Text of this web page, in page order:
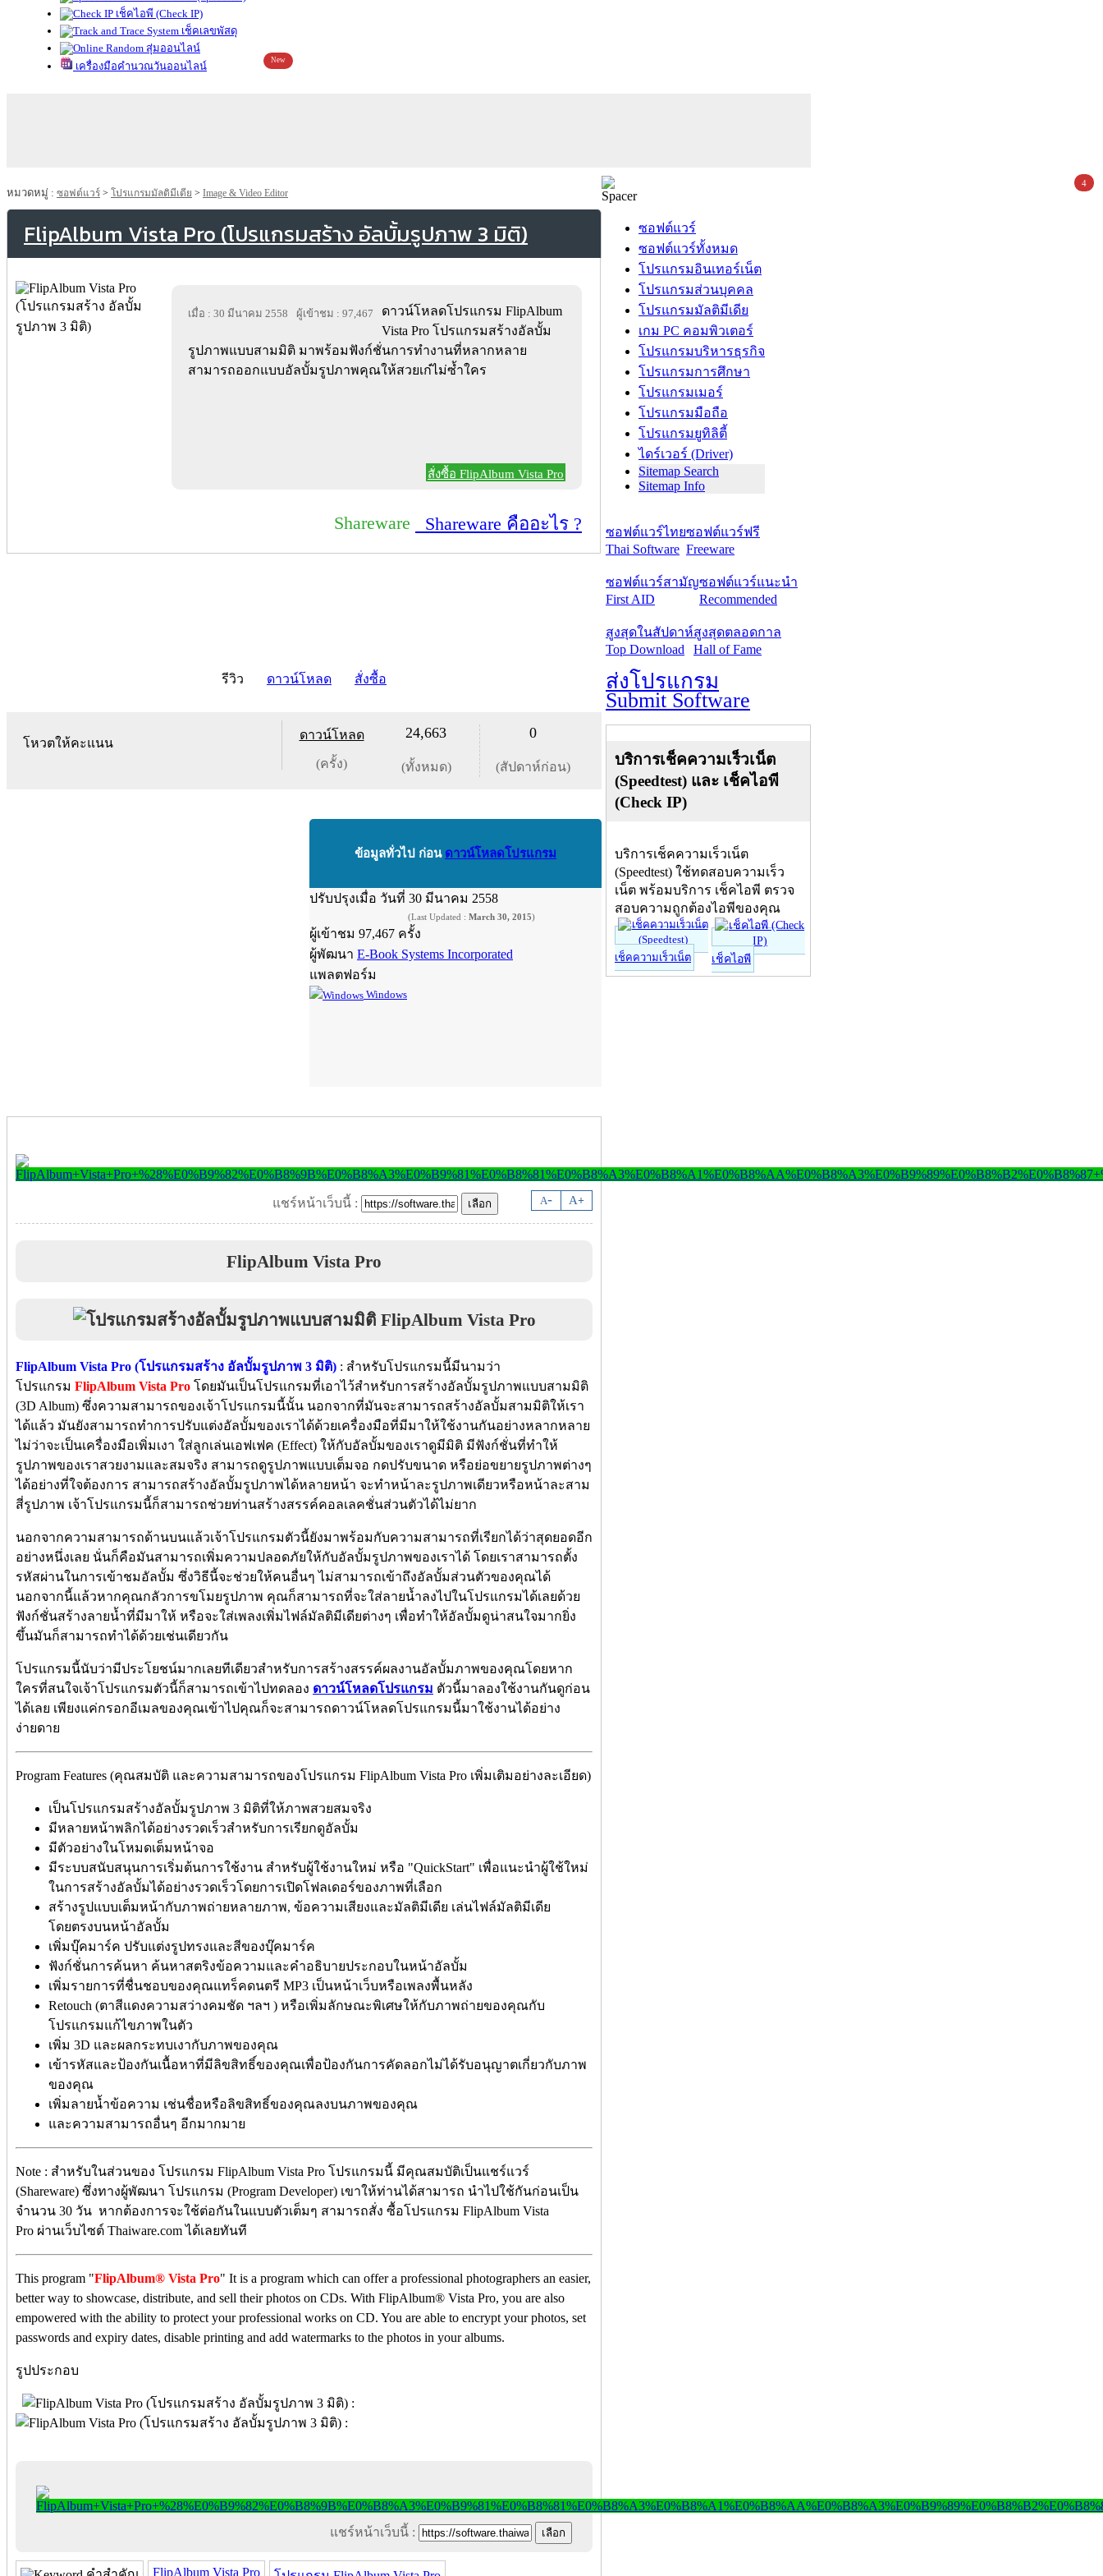
เช็คไอพี (Check IP)
เช็คเลขพัสดุ
สุ่มออนไลน์
เครื่องมือคำนวณวันออนไลน์
New
หมวดหมู่ : ซอฟต์แวร์ > โปรแกรมมัลติมีเดีย > Image & Video Editor
FlipAlbum Vista Pro (โปรแกรมสร้าง อัลบั้มรูปภาพ 3 มิติ)
เมื่อ : 30 มีนาคม 2558 ผู้เข้าชม : 97,467
ดาวน์โหลดโปรแกรม FlipAlbum
Vista Pro โปรแกรมสร้างอัลบั้ม
รูปภาพแบบสามมิติ มาพร้อมฟังก์ชั่นการทำงานที่หลากหลาย
สามารถออกแบบอัลบั้มรูปภาพคุณให้สวยเก๋ไม่ซ้ำใคร
สั่งซื้อ FlipAlbum Vista Pro
Shareware Shareware คืออะไร ?
รีวิว ดาวน์โหลด สั่งซื้อ
โหวตให้คะแนน
ดาวน์โหลด
(ครั้ง)
24,663
(ทั้งหมด)
0
(สัปดาห์ก่อน)
ข้อมูลทั่วไป ก่อน ดาวน์โหลดโปรแกรม
ปรับปรุงเมื่อ วันที่ 30 มีนาคม 2558
(Last Updated : March 30, 2015)
ผู้เข้าชม 97,467 ครั้ง
ผู้พัฒนา E-Book Systems Incorporated
แพลตฟอร์ม
Windows
A- A+
แชร์หน้าเว็บนี้ :
FlipAlbum Vista Pro
FlipAlbum Vista Pro (โปรแกรมสร้าง อัลบั้มรูปภาพ 3 มิติ) : สำหรับโปรแกรมนี้มีนามว่า
โปรแกรม FlipAlbum Vista Pro โดยมันเป็นโปรแกรมที่เอาไว้สำหรับการสร้างอัลบั้มรูปภาพแบบสามมิติ
(3D Album) ซึ่งความสามารถของเจ้าโปรแกรมนี้นั้น นอกจากที่มันจะสามารถสร้างอัลบั้มสามมิติให้เรา
ได้แล้ว มันยังสามารถทำการปรับแต่งอัลบั้มของเราได้ด้วยเครื่องมือที่มีมาให้ใช้งานกันอย่างหลากหลาย
ไม่ว่าจะเป็นเครื่องมือเพิ่มเงา ใส่ลูกเล่นเอฟเฟค (Effect) ให้กับอัลบั้มของเราดูมีมิติ มีฟังก์ชั่นที่ทำให้
รูปภาพของเราสวยงามและสมจริง สามารถดูรูปภาพแบบเต็มจอ กดปรับขนาด หรือย่อขยายรูปภาพต่างๆ
ได้อย่างที่ใจต้องการ สามารถสร้างอัลบั้มรูปภาพได้หลายหน้า จะทำหน้าละรูปภาพเดียวหรือหน้าละสาม
สี่รูปภาพ เจ้าโปรแกรมนี้ก็สามารถช่วยท่านสร้างสรรค์คอลเลคชั่นส่วนตัวได้ไม่ยาก
นอกจากความสามารถด้านบนแล้วเจ้าโปรแกรมตัวนี้ยังมาพร้อมกับความสามารถที่เรียกได้ว่าสุดยอดอีก
อย่างหนึ่งเลย นั่นก็คือมันสามารถเพิ่มความปลอดภัยให้กับอัลบั้มรูปภาพของเราได้ โดยเราสามารถตั้ง
รหัสผ่านในการเข้าชมอัลบั้ม ซึ่งวิธีนี้จะช่วยให้คนอื่นๆ ไม่สามารถเข้าถึงอัลบั้มส่วนตัวของคุณได้
นอกจากนี้แล้วหากคุณกลัวการขโมยรูปภาพ คุณก็สามารถที่จะใส่ลายน้ำลงไปในโปรแกรมได้เลยด้วย
ฟังก์ชั่นสร้างลายน้ำที่มีมาให้ หรือจะใส่เพลงเพิ่มไฟล์มัลติมีเดียต่างๆ เพื่อทำให้อัลบั้มดูน่าสนใจมากยิ่ง
ขึ้นมันก็สามารถทำได้ด้วยเช่นเดียวกัน
โปรแกรมนี้นับว่ามีประโยชน์มากเลยทีเดียวสำหรับการสร้างสรรค์ผลงานอัลบั้มภาพของคุณโดยหาก
ใครที่สนใจเจ้าโปรแกรมตัวนี้ก็สามารถเข้าไปทดลอง ดาวน์โหลดโปรแกรม ตัวนี้มาลองใช้งานกันดูก่อน
ได้เลย เพียงแค่กรอกอีเมลของคุณเข้าไปคุณก็จะสามารถดาวน์โหลดโปรแกรมนี้มาใช้งานได้อย่าง
ง่ายดาย
Program Features (คุณสมบัติ และความสามารถของโปรแกรม FlipAlbum Vista Pro เพิ่มเติมอย่างละเอียด)
เป็นโปรแกรมสร้างอัลบั้มรูปภาพ 3 มิติที่ให้ภาพสวยสมจริง
มีหลายหน้าพลิกได้อย่างรวดเร็วสำหรับการเรียกดูอัลบั้ม
มีตัวอย่างในโหมดเต็มหน้าจอ
มีระบบสนับสนุนการเริ่มต้นการใช้งาน สำหรับผู้ใช้งานใหม่ หรือ "QuickStart" เพื่อแนะนำผู้ใช้ใหม่
ในการสร้างอัลบั้มได้อย่างรวดเร็วโดยการเปิดโฟลเดอร์ของภาพที่เลือก
สร้างรูปแบบเต็มหน้ากับภาพถ่ายหลายภาพ, ข้อความเสียงและมัลติมีเดีย เล่นไฟล์มัลติมีเดีย
โดยตรงบนหน้าอัลบั้ม
เพิ่มบุ๊คมาร์ค ปรับแต่งรูปทรงและสีของบุ๊คมาร์ค
ฟังก์ชั่นการค้นหา ค้นหาสตริงข้อความและคำอธิบายประกอบในหน้าอัลบั้ม
เพิ่มรายการที่ชื่นชอบของคุณแทร็คดนตรี MP3 เป็นหน้าเว็บหรือเพลงพื้นหลัง
Retouch (ตาสีแดงความสว่างคมชัด ฯลฯ ) หรือเพิ่มลักษณะพิเศษให้กับภาพถ่ายของคุณกับ
โปรแกรมแก้ไขภาพในตัว
เพิ่ม 3D และผลกระทบเงากับภาพของคุณ
เข้ารหัสและป้องกันเนื้อหาที่มีลิขสิทธิ์ของคุณเพื่อป้องกันการคัดลอกไม่ได้รับอนุญาตเกี่ยวกับภาพ
ของคุณ
เพิ่มลายน้ำข้อความ เช่นชื่อหรือลิขสิทธิ์ของคุณลงบนภาพของคุณ
และความสามารถอื่นๆ อีกมากมาย
Note : สำหรับในส่วนของ โปรแกรม FlipAlbum Vista Pro โปรแกรมนี้ มีคุณสมบัติเป็นแชร์แวร์
(Shareware) ซึ่งทางผู้พัฒนา โปรแกรม (Program Developer) เขาให้ท่านได้สามารถ นำไปใช้กันก่อนเป็น
จำนวน 30 วัน หากต้องการจะใช้ต่อกันในแบบตัวเต็มๆ สามารถสั่ง ซื้อโปรแกรม FlipAlbum Vista
Pro ผ่านเว็บไซต์ Thaiware.com ได้เลยทันที
This program "FlipAlbum® Vista Pro" It is a program which can offer a professional photographers an easier,
better way to showcase, distribute, and sell their photos on CDs. With FlipAlbum® Vista Pro, you are also
empowered with the ability to protect your professional works on CD. You are able to encrypt your photos, set
passwords and expiry dates, disable printing and add watermarks to the photos in your albums.
รูปประกอบ
แชร์หน้าเว็บนี้ :
FlipAlbum Vista Pro
ซอฟต์แวร์
ซอฟต์แวร์ทั้งหมด
โปรแกรมอินเทอร์เน็ต
โปรแกรมส่วนบุคคล
โปรแกรมมัลติมีเดีย
เกม PC คอมพิวเตอร์
โปรแกรมบริหารธุรกิจ
โปรแกรมการศึกษา
โปรแกรมเมอร์
โปรแกรมมือถือ
โปรแกรมยูทิลิตี้
ไดร์เวอร์ (Driver)
Sitemap Search
Sitemap Info
ซอฟต์แวร์ไทย
Thai Software
ซอฟต์แวร์ฟรี
Freeware
ซอฟต์แวร์สามัญ
First AID
ซอฟต์แวร์แนะนำ
Recommended
สูงสุดในสัปดาห์
Top Download
สูงสุดตลอดกาล
Hall of Fame
ส่งโปรแกรม
Submit Software
บริการเช็คความเร็วเน็ต
(Speedtest) และ เช็คไอพี
(Check IP)
บริการเช็คความเร็วเน็ต
(Speedtest) ใช้ทดสอบความเร็ว
เน็ต พร้อมบริการ เช็คไอพี ตรวจ
สอบความถูกต้องไอพีของคุณ
เช็คความเร็วเน็ต เช็คไอพี
4